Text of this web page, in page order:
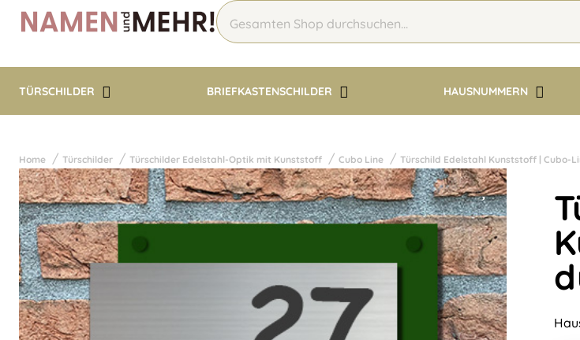
TÜRSCHILDER BRIEFKASTENSCHILDER HAUSNUMMERN
Home Türschilder Türschilder Edelstahl-Optik mit Kunststoff Cubo Line Türschild Edelstahl Kunststoff | Cubo-